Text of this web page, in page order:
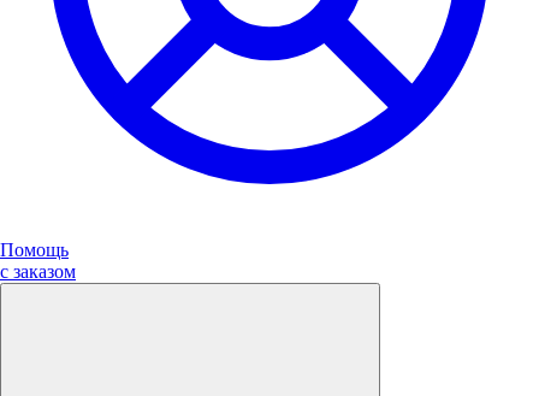
Помощь
с заказом